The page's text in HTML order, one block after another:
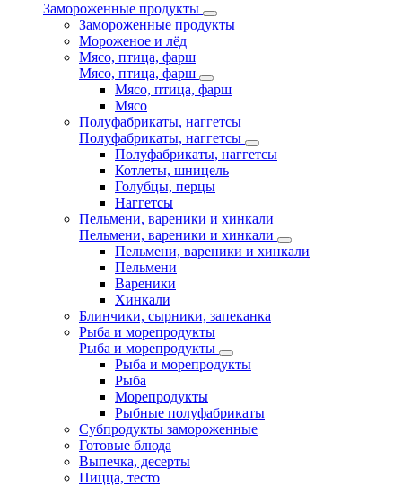
Замороженные продукты
Замороженные продукты
Мороженое и лёд
Мясо, птица, фарш
Мясо, птица, фарш
Мясо, птица, фарш
Мясо
Полуфабрикаты, наггетсы
Полуфабрикаты, наггетсы
Полуфабрикаты, наггетсы
Котлеты, шницель
Голубцы, перцы
Наггетсы
Пельмени, вареники и хинкали
Пельмени, вареники и хинкали
Пельмени, вареники и хинкали
Пельмени
Вареники
Хинкали
Блинчики, сырники, запеканка
Рыба и морепродукты
Рыба и морепродукты
Рыба и морепродукты
Рыба
Морепродукты
Рыбные полуфабрикаты
Субпродукты замороженные
Готовые блюда
Выпечка, десерты
Пицца, тесто